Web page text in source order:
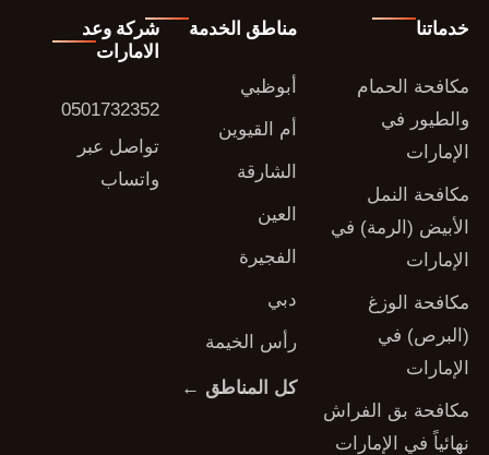
خدماتنا
مكافحة الحمام
والطيور في
الإمارات
مكافحة النمل
الأبيض (الرمة) في
الإمارات
مكافحة الوزغ
(البرص) في
الإمارات
مكافحة بق الفراش
نهائياً في الإمارات
مناطق الخدمة
أبوظبي
أم القيوين
الشارقة
العين
الفجيرة
دبي
رأس الخيمة
كل المناطق ←
شركة وعد
الامارات
0501732352
تواصل عبر
واتساب